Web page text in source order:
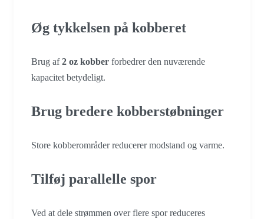
Øg tykkelsen på kobberet
Brug af2 oz kobber forbedrer den nuværende
kapacitet betydeligt.
Brug bredere kobberstøbninger
Store kobberområder reducerer modstand og varme.
Tilføj parallelle spor
Ved at dele strømmen over flere spor reduceres